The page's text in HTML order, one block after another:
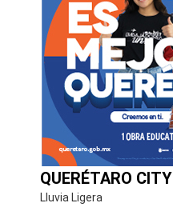
QUERÉTARO CITY
Lluvia Ligera